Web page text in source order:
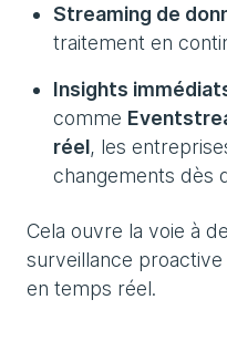
Streaming de
traitement en
Insights
comme
réel, les
changements dès
Cela ouvre la voie à
surveillance
en temps réel.